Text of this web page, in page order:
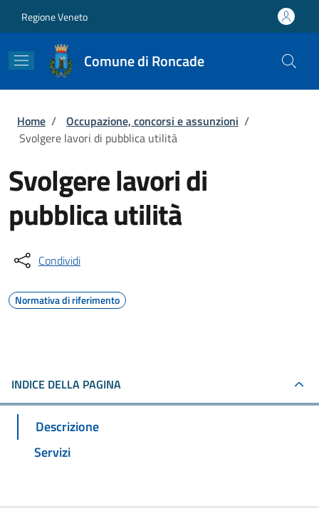
Regione Veneto
Comune di Roncade
Briciole di pane
Home / Occupazione, concorsi e assunzioni /
Svolgere lavori di pubblica utilità
Svolgere lavori di
pubblica utilità
Condividi
Normativa di riferimento
INDICE DELLA PAGINA
Descrizione
Servizi